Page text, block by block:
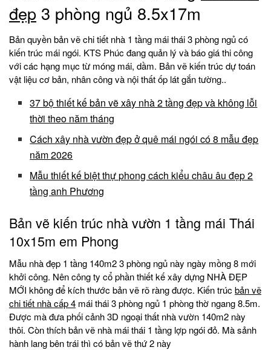
đẹp 3 phòng ngủ 8.5x17m
Bản quyền bản vẽ chi tiết nhà 1 tầng mái thái 3 phòng ngủ có
kiến trúc mái ngói. KTS Phúc đang quản lý và báo giá thi công
với các hạng mục từ móng mái, dầm. Bản vẽ kiến trúc dự toán
vật liệu cơ bản, nhân công và nội thất ốp lát gắn tường..
37 bộ thiết kế bản vẽ xây nhà 2 tầng đẹp và không lỗi
thời theo năm tháng
Cách xây nhà vườn đẹp ở quê mái ngói có 8 mẫu đẹp
năm 2026
Mẫu thiết kế biệt thự phong cách kiểu châu âu đẹp 2
tầng anh Phương
Bản vẽ kiến trúc nhà vườn 1 tầng mái Thái
10x15m em Phong
Mẫu nhà đẹp 1 tầng 140m2 3 phòng ngủ này ngày mồng 8 mới
khởi công. Nên công ty cổ phần thiết kế xây dựng NHÀ ĐẸP
MỚI không để kích thước bản vẽ rõ ràng được. Kiến trúc bản vẽ
chi tiết nhà cấp 4 mái thái 3 phòng ngủ 1 phòng thờ ngang 8.5m.
Được mà đưa phối cảnh 3D ngoại thất nhà vườn 140m2 này
thôi. Còn thích bản vẽ nhà mái thái 1 tầng lợp ngói đỏ. Mà sảnh
hành lang bên trái thì có bản vẽ thứ 2 này